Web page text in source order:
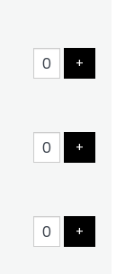
+
+
+